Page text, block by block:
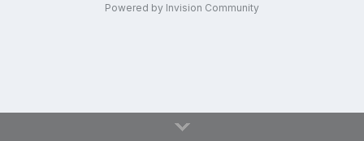
Powered by Invision Community